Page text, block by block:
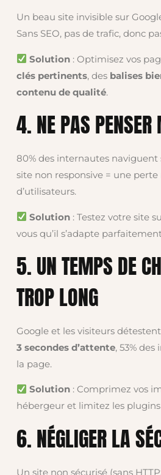
Un beau site invisible sur
Sans SEO, pas de trafic, donc
Solution: Optimisez vos
clés pertinents, des balises
contenu de qualité.
4. NE PAS PENSER
80% des internautes
site non responsive = une perte
d’utilisateurs.
Solution: Testez votre site
vous qu’il s’adapte
5. UN TEMPS DE
TROP LONG
Google et les visiteurs
3 secondes d’attente, 53%
la page.
Solution: Comprimez vos
hébergeur et limitez les
6. NÉGLIGER LA
Un site non sécurisé (sans